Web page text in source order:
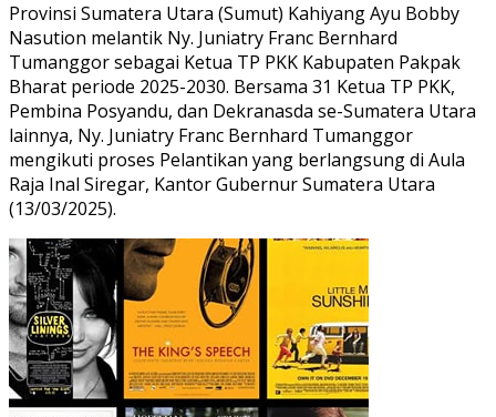
Provinsi Sumatera Utara (Sumut) Kahiyang Ayu Bobby
Nasution melantik Ny. Juniatry Franc Bernhard
Tumanggor sebagai Ketua TP PKK Kabupaten Pakpak
Bharat periode 2025-2030. Bersama 31 Ketua TP PKK,
Pembina Posyandu, dan Dekranasda se-Sumatera Utara
lainnya, Ny. Juniatry Franc Bernhard Tumanggor
mengikuti proses Pelantikan yang berlangsung di Aula
Raja Inal Siregar, Kantor Gubernur Sumatera Utara
(13/03/2025).